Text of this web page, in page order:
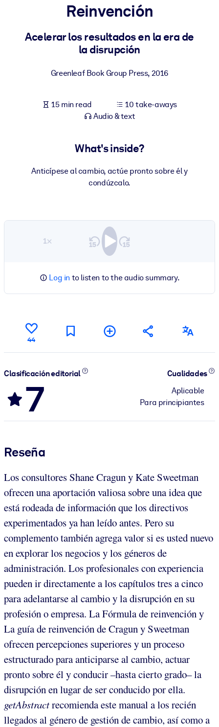
For LMS/LXP
Bring bite-sized, verified knowledge into your LMS/LXP for
For Corporate Libraries
knowledge.
Reinvención
Acelerar los resultados en la era de
la disrupción
Greenleaf Book Group Press, 2016
15 min read
10 take-aways
Audio & text
What's inside?
Anticípese al cambio, actúe pronto sobre él y
condúzcalo.
1×
Log in to listen to the audio summary.
44
Clasificación editorial
7
Cualidades
Aplicable
Para principiantes
Reseña
Los consultores Shane Cragun y Kate Sweetman
ofrecen una aportación valiosa sobre una idea que
está rodeada de información que los directivos
experimentados ya han leído antes. Pero su
complemento también agrega valor si es usted nuevo
en explorar los negocios y los géneros de
administración. Los profesionales con experiencia
pueden ir directamente a los capítulos tres a cinco
para adelantarse al cambio y la disrupción en su
profesión o empresa. La Fórmula de reinvención y
La guía de reinvención de Cragun y Sweetman
ofrecen percepciones superiores y un proceso
estructurado para anticiparse al cambio, actuar
pronto sobre él y conducir –hasta cierto grado– la
disrupción en lugar de ser conducido por ella.
getAbstractrecomienda este manual a los recién
llegados al género de gestión de cambio, así como a